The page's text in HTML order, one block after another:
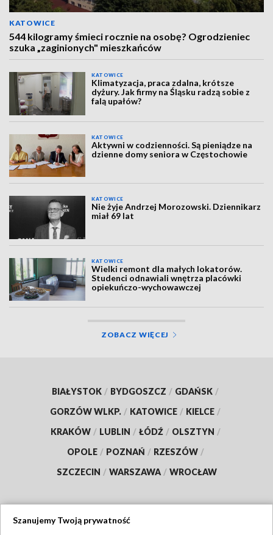
KATOWICE
544 kilogramy śmieci rocznie na osobę? Ogrodzieniec
szuka „zaginionych" mieszkańców
KATOWICE
Klimatyzacja, praca zdalna, krótsze
dyżury. Jak firmy na Śląsku radzą sobie z
falą upałów?
KATOWICE
Aktywni w codzienności. Są pieniądze na
dzienne domy seniora w Częstochowie
KATOWICE
Nie żyje Andrzej Morozowski. Dziennikarz
miał 69 lat
KATOWICE
Wielki remont dla małych lokatorów.
Studenci odnawiali wnętrza placówki
opiekuńczo-wychowawczej
ZOBACZ WIĘCEJ
BIAŁYSTOK / BYDGOSZCZ / GDAŃSK /
GORZÓW WLKP. / KATOWICE / KIELCE /
KRAKÓW / LUBLIN / ŁÓDŹ / OLSZTYN /
OPOLE / POZNAŃ / RZESZÓW /
SZCZECIN / WARSZAWA / WROCŁAW
Szanujemy Twoją prywatność